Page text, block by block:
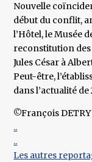
Nouvelle
début du conflit,
l’Hôtel, le Musée
reconstitution des
Jules César à
Peut-être,
dans l’actualité de
©François DETRY
..
..
Les autres